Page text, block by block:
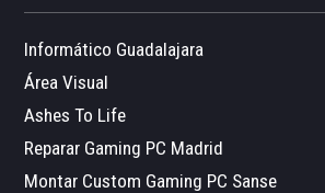
Informático Guadalajara
Área Visual
Ashes To Life
Reparar Gaming PC Madrid
Montar Custom Gaming PC Sanse